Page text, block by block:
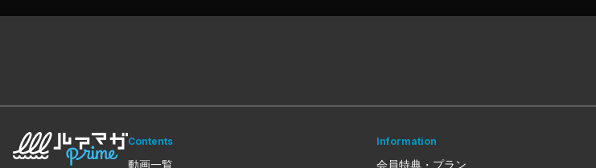
Contents
動画一覧
Information
会員特典・プラン